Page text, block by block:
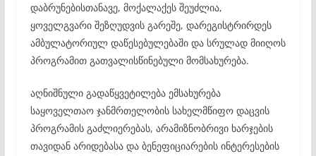
დაბრუნებისთანავე, მოქალაქეს შეუძლია,
ყოველგვარი შეზღუდვის გარეშე, დარეგისტრირდეს
ამბულატორიულ დაწესებულებაში და სრულად მიიღოს
პროგრამით გათვალისწინებული მომსახურება.
აღნიშნული გადაწყვეტილება ემსახურება
საყოველთაო ჯანმრთელობის სახელმწიფო დაცვის
პროგრამის გაძლიერებას, არამიზნობრივი ხარჯების
თავიდან არიდებასა და ბენეფიციარების ინტერესების